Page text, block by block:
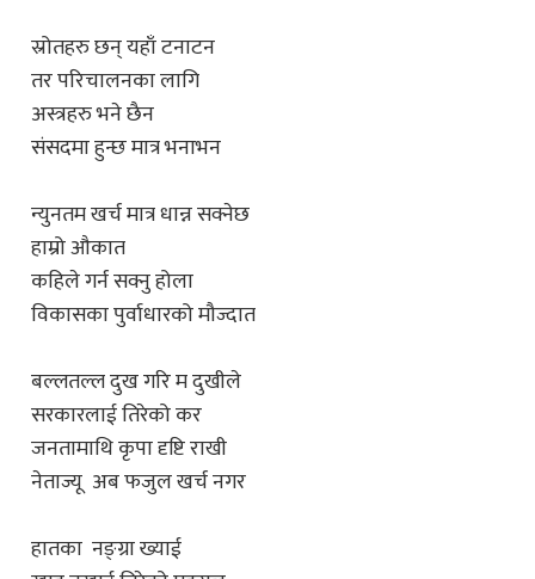
स्रोतहरु छन् यहाँ टनाटन
तर परिचालनका लागि
अस्त्रहरु भने छैन
संसदमा हुन्छ मात्र भनाभन
न्युनतम खर्च मात्र धान्न सक्नेछ
हाम्रो औकात
कहिले गर्न सक्नु होला
विकासका पुर्वाधारको मौज्दात
बल्लतल्ल दुख गरि म दुखीले
सरकारलाई तिरेको कर
जनतामाथि कृपा दृष्टि राखी
नेताज्यू अब फजुल खर्च नगर
हातका नङ्ग्रा ख्याई